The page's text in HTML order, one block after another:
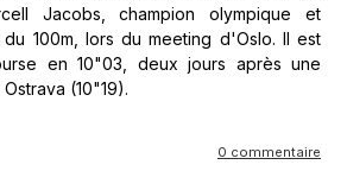
Jacobs, champion olympique et
100m, lors du meeting d'Oslo. Il est
en 10"03, deux jours après une
(10"19).
0 commentaire